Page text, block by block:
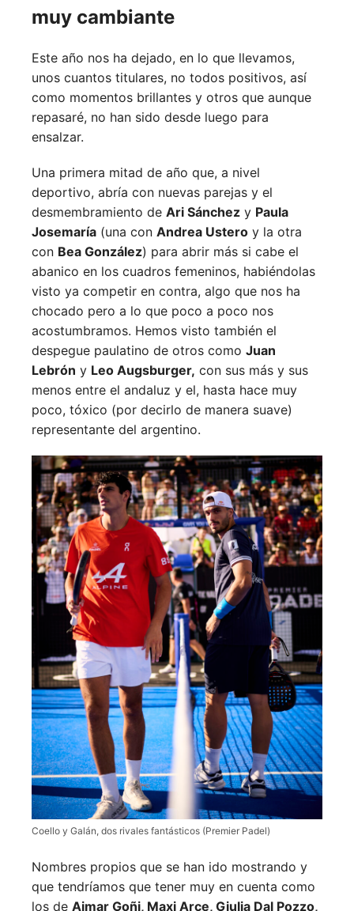
muy cambiante
Este año nos ha dejado, en lo que llevamos,
unos cuantos titulares, no todos positivos, así
como momentos brillantes y otros que aunque
repasaré, no han sido desde luego para
ensalzar.
Una primera mitad de año que, a nivel
deportivo, abría con nuevas parejas y el
desmembramiento de Ari Sánchez y Paula
Josemaría (una con Andrea Ustero y la otra
con Bea González) para abrir más si cabe el
abanico en los cuadros femeninos, habiéndolas
visto ya competir en contra, algo que nos ha
chocado pero a lo que poco a poco nos
acostumbramos. Hemos visto también el
despegue paulatino de otros como Juan
Lebrón y Leo Augsburger, con sus más y sus
menos entre el andaluz y el, hasta hace muy
poco, tóxico (por decirlo de manera suave)
representante del argentino.
Coello y Galán, dos rivales fantásticos (Premier Padel)
Nombres propios que se han ido mostrando y
que tendríamos que tener muy en cuenta como
los de Aimar Goñi, Maxi Arce, Giulia Dal Pozzo,